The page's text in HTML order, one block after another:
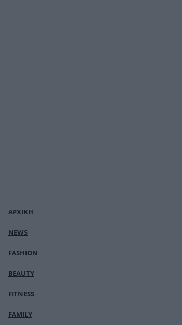
ΑΡΧΙΚΗ
NEWS
FASHION
BEAUTY
FITNESS
FAMILY